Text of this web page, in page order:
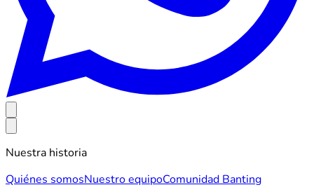
Nuestra historia
Quiénes somosNuestro equipoComunidad Banting